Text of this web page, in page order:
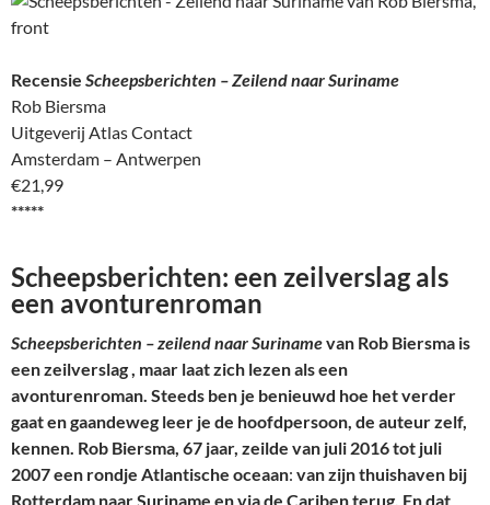
Recensie Scheepsberichten – Zeilend naar Suriname
Rob Biersma
Uitgeverij Atlas Contact
Amsterdam – Antwerpen
€21,99
*****
Scheepsberichten: een zeilverslag als
een avonturenroman
Scheepsberichten – zeilend naar Surinamevan Rob Biersma is
een zeilverslag , maar laat zich lezen als een
avonturenroman. Steeds ben je benieuwd hoe het verder
gaat en gaandeweg leer je de hoofdpersoon, de auteur zelf,
kennen. Rob Biersma, 67 jaar, zeilde van juli 2016 tot juli
2007een rondje Atlantische oceaan: van zijn thuishaven bij
Rotterdam naar Suriname en via de Cariben terug. En dat